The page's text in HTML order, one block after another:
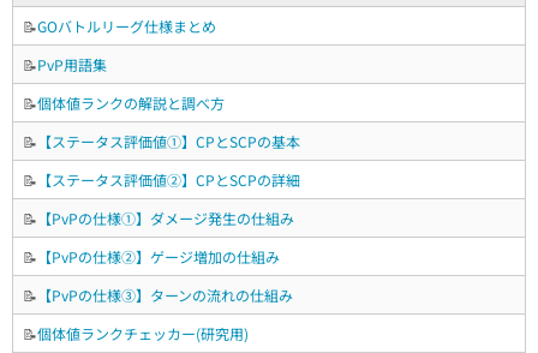
📝GOバトルリーグ仕様まとめ
📝PvP用語集
📝個体値ランクの解説と調べ方
📝 【ステータス評価値①】CPとSCPの基本
📝 【ステータス評価値②】CPとSCPの詳細
📝 【PvPの仕様①】ダメージ発生の仕組み
📝 【PvPの仕様②】ゲージ増加の仕組み
📝 【PvPの仕様③】ターンの流れの仕組み
📝個体値ランクチェッカー(研究用)